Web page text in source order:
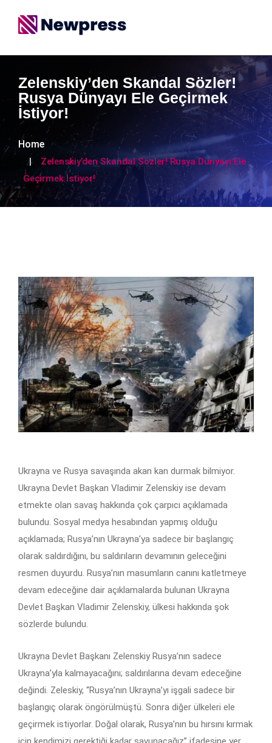
Zelenskiy’den Skandal Sözler!
Rusya Dünyayı Ele Geçirmek
İstiyor!
Home
Zelenskiy’den Skandal Sözler! Rusya Dünyayı Ele
Geçirmek İstiyor!
Ukrayna ve Rusya savaşında akan kan durmak bilmiyor.
Ukrayna Devlet Başkan Vladimir Zelenskiy ise devam
etmekte olan savaş hakkında çok çarpıcı açıklamada
bulundu. Sosyal medya hesabından yapmış olduğu
açıklamada; Rusya’nın Ukrayna’ya sadece bir başlangıç
olarak saldırdığını, bu saldırıların devamının geleceğini
resmen duyurdu. Rusya’nın masumların canını katletmeye
devam edeceğine dair açıklamalarda bulunan Ukrayna
Devlet Başkan Vladimir Zelenskiy, ülkesi hakkında şok
sözlerde bulundu.
Ukrayna Devlet Başkanı Zelenskiy Rusya’nın sadece
Ukrayna’yla kalmayacağını; saldırılarına devam edeceğine
değindi. Zeleskiy, “Rusya’nın Ukrayna’yı işgali sadece bir
başlangıç olarak öngörülmüştü. Sonra diğer ülkeleri ele
geçirmek istiyorlar. Doğal olarak, Rusya’nın bu hırsını kırmak